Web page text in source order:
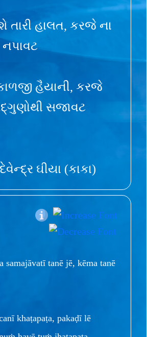
તારી હાલત, કરજે ના
હૈયાની, કરજે
સજાવટ
ઘીયા (કાકા)
samajāvatī tanē jē, kēma tanē
khaṭapaṭa, pakaḍī lē